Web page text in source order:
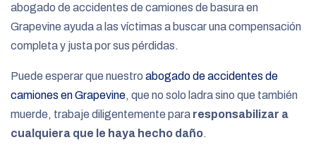
abogado de accidentes de camiones de basura en
Grapevine ayuda a las víctimas a buscar una compensación
completa y justa por sus pérdidas.
Puede esperar que nuestro abogado de accidentes de
camiones en Grapevine, que no solo ladra sino que también
muerde, trabaje diligentemente para responsabilizar a
cualquiera que le haya hecho daño.